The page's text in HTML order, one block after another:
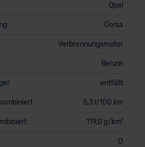
Opel
Corsa
Verbrennungsmotor
Benzin
entfällt
5,3 l/100 km
119,0 g/km1
D